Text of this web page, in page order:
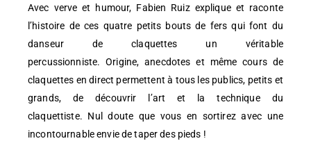
Avec verve et humour, Fabien Ruiz explique et raconte
l’histoire de ces quatre petits bouts de fers qui font du
danseur de claquettes un véritable
percussionniste. Origine, anecdotes et même cours de
claquettes en direct permettent à tous les publics, petits et
grands, de découvrir l’art et la technique du
claquettiste. Nul doute que vous en sortirez avec une
incontournable envie de taper des pieds !